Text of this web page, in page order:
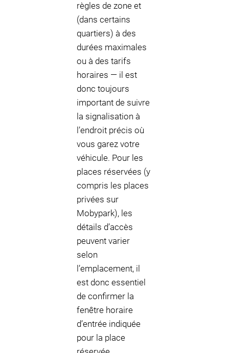
règles de zone et
(dans certains
quartiers) à des
durées maximales
ou à des tarifs
horaires — il est
donc toujours
important de suivre
la signalisation à
l’endroit précis où
vous garez votre
véhicule. Pour les
places réservées (y
compris les places
privées sur
Mobypark), les
détails d’accès
peuvent varier
selon
l’emplacement, il
est donc essentiel
de confirmer la
fenêtre horaire
d’entrée indiquée
pour la place